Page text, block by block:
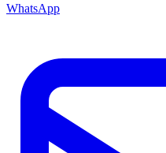
WhatsApp